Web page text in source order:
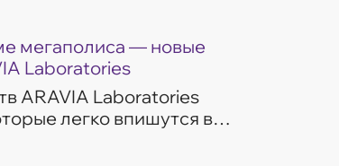
мегаполиса — новые
Laboratories
ARAVIA Laboratories
легко впишутся в